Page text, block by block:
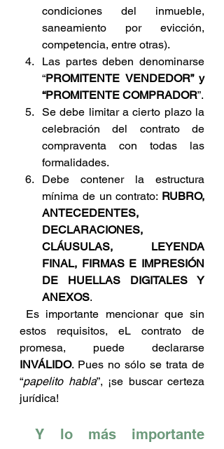
condiciones del inmueble,
saneamiento por evicción,
competencia, entre otras).
Las partes deben denominarse
“PROMITENTE VENDEDOR” y
“PROMITENTE COMPRADOR”.
Se debe limitar a cierto plazo la
celebración del contrato de
compraventa con todas las
formalidades.
Debe contener la estructura
mínima de un contrato: RUBRO,
ANTECEDENTES,
DECLARACIONES,
CLÁUSULAS, LEYENDA
FINAL, FIRMAS E IMPRESIÓN
DE HUELLAS DIGITALES Y
ANEXOS.
estos requisitos, eL contrato de
INVÁLIDO. Pues no sólo se trata de
“papelito habla”, ¡se buscar certeza
jurídica!
Y lo más importante